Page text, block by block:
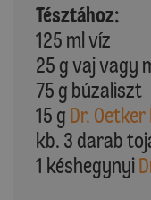
Tésztához:
125 ml víz
25 g vaj vagy
75 g búzaliszt
15 g Dr.
kb. 3 darab
1 késhegynyi